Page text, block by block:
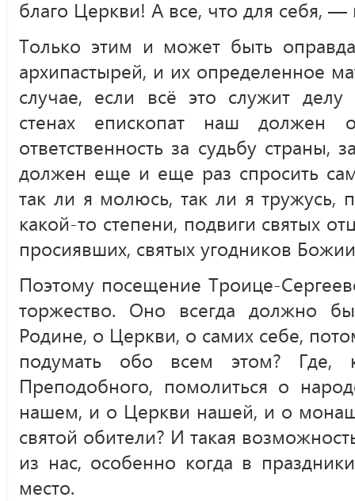
благо Церкви! А все, что для себя,
Только этим и может быть
архипастырей, и их определенное
случае, если всё это служит
стенах епископат наш должен
ответственность за судьбу
должен еще и еще раз спросить
так ли я молюсь, так ли я
какой-то степени, подвиги святых
просиявших, святых угодников
Поэтому посещение Троице-
торжество. Оно всегда должно
Родине, о Церкви, о самих себе,
подумать обо всем этом?
Преподобного, помолиться о
нашем, и о Церкви нашей, и о
святой обители? И такая
из нас, особенно когда в
место.